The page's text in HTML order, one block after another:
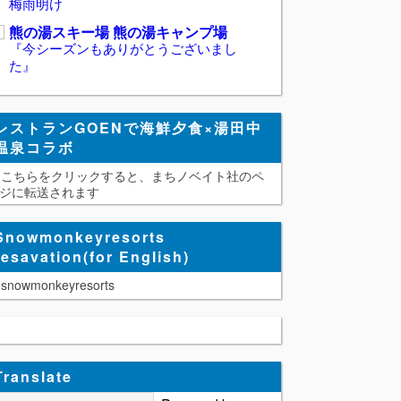
熊の湯スキー場 熊の湯キャンプ場
『今シーズンもありがとうございまし
た』
ストランGOENで海鮮夕食×湯田中
泉コラボ
こちらをクリックすると、まちノベイト社のペ
に転送されます
English)
snowmonkeyresorts